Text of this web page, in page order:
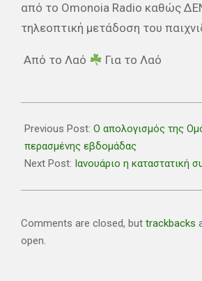
από το Omonoia Radio καθώς
τηλεοπτική μετάδοση του
Από το Λαό Για το Λαό
11-
16
Previous Post: Ο απολογισμός της
περασμένης εβδομάδας
Next Post: Ιανουάριο η καταστατική
Comments are closed, but trackbacks
open.